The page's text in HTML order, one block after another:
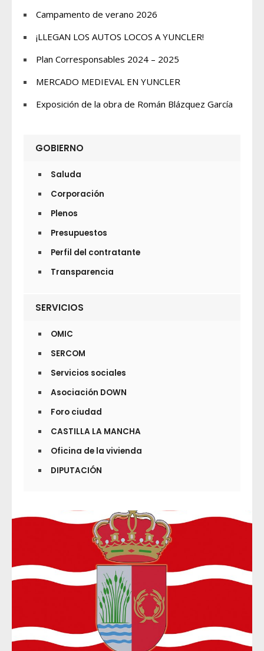
Campamento de verano 2026
¡LLEGAN LOS AUTOS LOCOS A YUNCLER!
Plan Corresponsables 2024 – 2025
MERCADO MEDIEVAL EN YUNCLER
Exposición de la obra de Román Blázquez García
GOBIERNO
Saluda
Corporación
Plenos
Presupuestos
Perfil del contratante
Transparencia
SERVICIOS
OMIC
SERCOM
Servicios sociales
Asociación DOWN
Foro ciudad
CASTILLA LA MANCHA
Oficina de la vivienda
DIPUTACIÓN